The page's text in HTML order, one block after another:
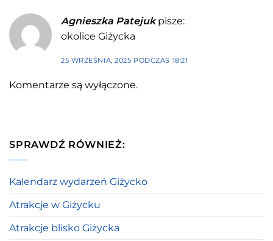
Agnieszka Patejuk pisze:
okolice Giżycka
25 WRZEŚNIA, 2025 PODCZAS 18:21
Komentarze są wyłączone.
SPRAWDŹ RÓWNIEŻ:
Kalendarz wydarzeń Giżycko
Atrakcje w Giżycku
Atrakcje blisko Giżycka